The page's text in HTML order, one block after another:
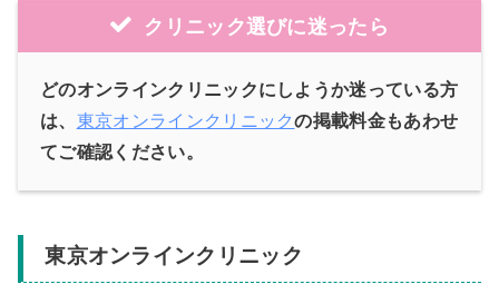
クリニック選びに迷ったら
どのオンラインクリニックにしようか迷っている方
は、 東京オンラインクリニックの掲載料金もあわせ
てご確認ください。
東京オンラインクリニック